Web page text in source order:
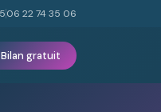
06 22 74 35 06
Bilan gratuit